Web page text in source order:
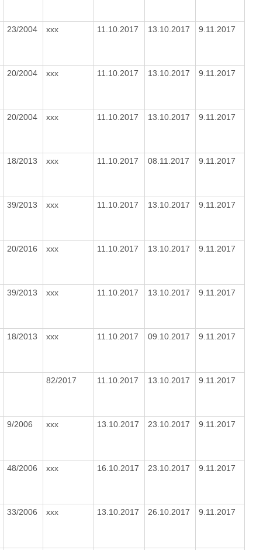
23/2004 xxx 11.10.2017 13.10.2017 9.11.2017
20/2004 xxx 11.10.2017 13.10.2017 9.11.2017
20/2004 xxx 11.10.2017 13.10.2017 9.11.2017
18/2013 xxx 11.10.2017 08.11.2017 9.11.2017
39/2013 xxx 11.10.2017 13.10.2017 9.11.2017
20/2016 xxx 11.10.2017 13.10.2017 9.11.2017
39/2013 xxx 11.10.2017 13.10.2017 9.11.2017
18/2013 xxx 11.10.2017 09.10.2017 9.11.2017
82/2017 11.10.2017 13.10.2017 9.11.2017
9/2006 xxx 13.10.2017 23.10.2017 9.11.2017
48/2006 xxx 16.10.2017 23.10.2017 9.11.2017
33/2006 xxx 13.10.2017 26.10.2017 9.11.2017